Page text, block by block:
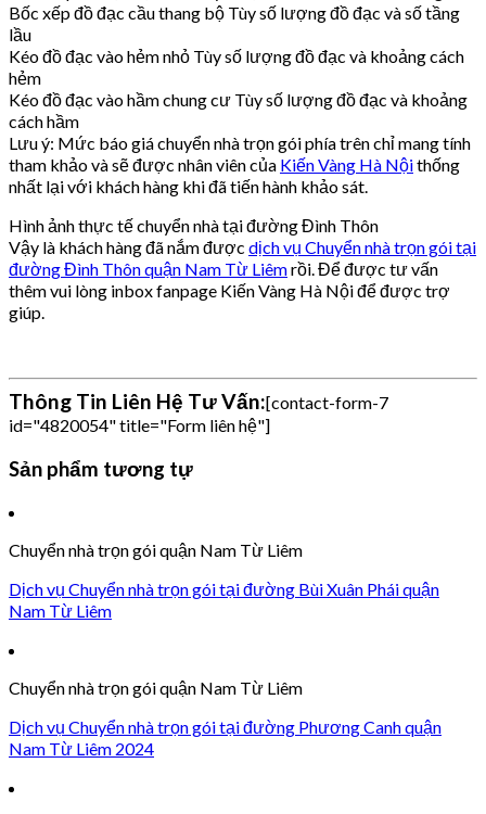
Bốc xếp đồ đạc cầu thang bộ Tùy số lượng đồ đạc và số tầng
lầu
Kéo đồ đạc vào hẻm nhỏ Tùy số lượng đồ đạc và khoảng cách
hẻm
Kéo đồ đạc vào hầm chung cư Tùy số lượng đồ đạc và khoảng
cách hầm
Lưu ý: Mức báo giá chuyển nhà trọn gói phía trên chỉ mang tính
tham khảo và sẽ được nhân viên của Kiến Vàng Hà Nộithống
nhất lại với khách hàng khi đã tiến hành khảo sát.
Hình ảnh thực tế chuyển nhà tại đường Đình Thôn
Vậy là khách hàng đã nắm được dịch vụ Chuyển nhà trọn gói tại
đường Đình Thôn quận Nam Từ Liêmrồi. Để được tư vấn
thêm vui lòng inboxfanpage Kiến Vàng Hà Nộiđể được trợ
giúp.
Thông Tin Liên Hệ Tư Vấn:[contact-form-7
id="4820054" title="Form liên hệ"]
Sản phẩm tương tự
Chuyển nhà trọn gói quận Nam Từ Liêm
Dịch vụ Chuyển nhà trọn gói tại đường Bùi Xuân Phái quận
Nam Từ Liêm
Chuyển nhà trọn gói quận Nam Từ Liêm
Dịch vụ Chuyển nhà trọn gói tại đường Phương Canh quận
Nam Từ Liêm 2024